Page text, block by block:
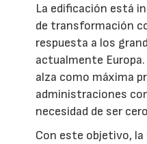
La edificación está
de transformación
respuesta a los
actualmente Europa.
alza como máxima
administraciones
necesidad de ser
Con este objetivo, la